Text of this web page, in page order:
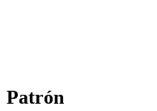
Patrón